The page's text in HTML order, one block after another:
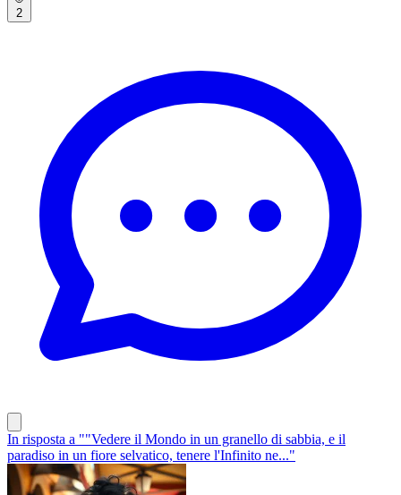
2
In risposta a ""Vedere il Mondo in un granello di sabbia, e il
paradiso in un fiore selvatico, tenere l'Infinito ne..."